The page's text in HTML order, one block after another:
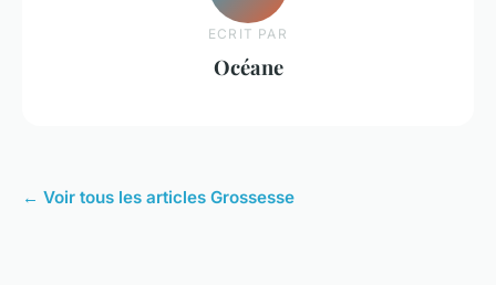
ECRIT PAR
Océane
← Voir tous les articles Grossesse